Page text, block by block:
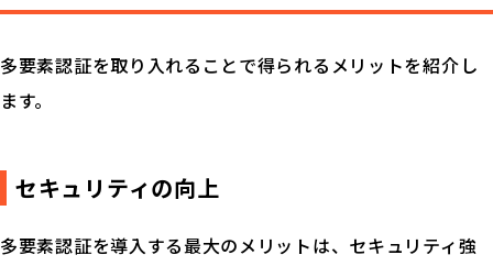
多要素認証を取り入れることで得られるメリットを紹介し
ます。
セキュリティの向上
多要素認証を導入する最大のメリットは、セキュリティ強